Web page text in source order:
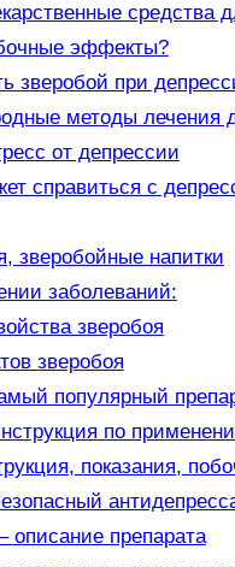
средства
эффекты?
зверобой при
методы лечения
от депрессии
справиться с
зверобойные напитки
заболеваний:
зверобоя
зверобоя
популярный
по
показания,
описание препарата